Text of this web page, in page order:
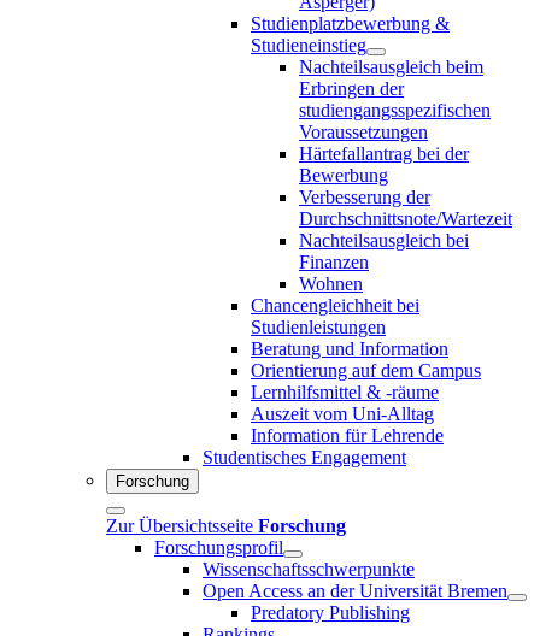
Studienplatzbewerbung &
Studieneinstieg
Nachteilsausgleich beim
Erbringen der
studiengangsspezifischen
Voraussetzungen
Härtefallantrag bei der
Bewerbung
Verbesserung der
Durchschnittsnote/Wartezeit
Nachteilsausgleich bei
Finanzen
Wohnen
Chancengleichheit bei
Studienleistungen
Beratung und Information
Orientierung auf dem Campus
Lernhilfsmittel & -räume
Auszeit vom Uni-Alltag
Information für Lehrende
Studentisches Engagement
Forschung
Zur Übersichtsseite Forschung
Forschungsprofil
Wissenschaftsschwerpunkte
Open Access an der Universität Bremen
Predatory Publishing